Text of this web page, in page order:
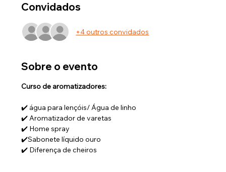
Convidados
+4 outros convidados
Sobre o evento
Curso de aromatizadores:
✔️ água para lençóis/ Água de linho
✔️ Aromatizador de varetas
✔️ Home spray
✔️Sabonete líquido ouro
✔️ Diferença de cheiros